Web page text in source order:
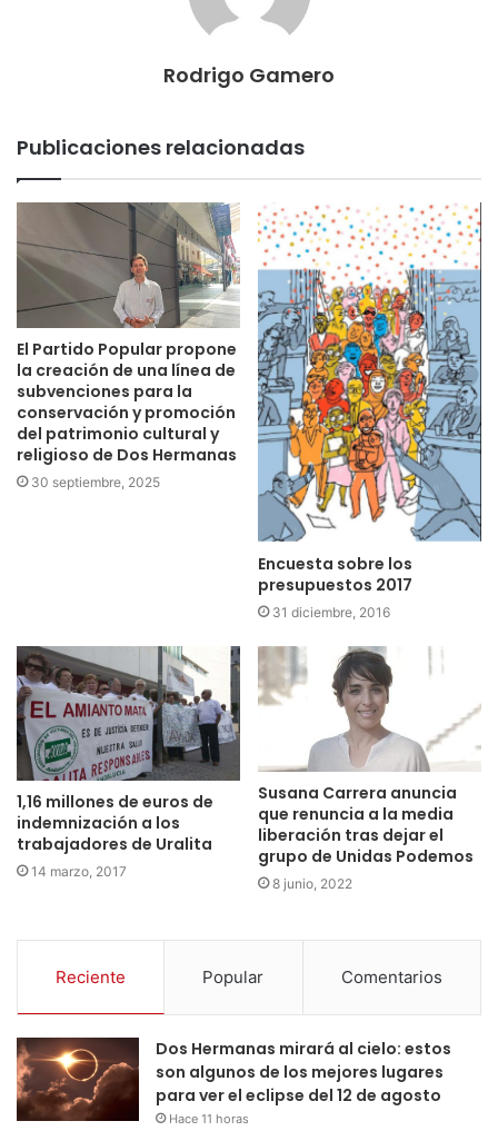
Rodrigo Gamero
Publicaciones relacionadas
El Partido Popular propone
la creación de una línea de
subvenciones para la
conservación y promoción
del patrimonio cultural y
religioso de Dos Hermanas
30 septiembre, 2025
Encuesta sobre los
presupuestos 2017
31 diciembre, 2016
1,16 millones de euros de
indemnización a los
trabajadores de Uralita
14 marzo, 2017
Susana Carrera anuncia
que renuncia a la media
liberación tras dejar el
grupo de Unidas Podemos
8 junio, 2022
Reciente Popular Comentarios
Dos Hermanas mirará al cielo: estos
son algunos de los mejores lugares
para ver el eclipse del 12 de agosto
Hace 11 horas